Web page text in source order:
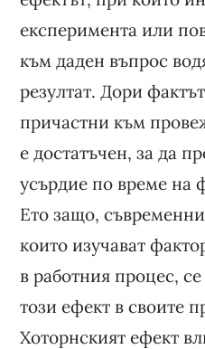
експеримента или
към даден въпрос
резултат. Дори
причастни към
е достатъчен, за да
усърдие по време на
Ето защо,
които изучават
в работния процес,
този ефект в своите
Хоторнският ефект